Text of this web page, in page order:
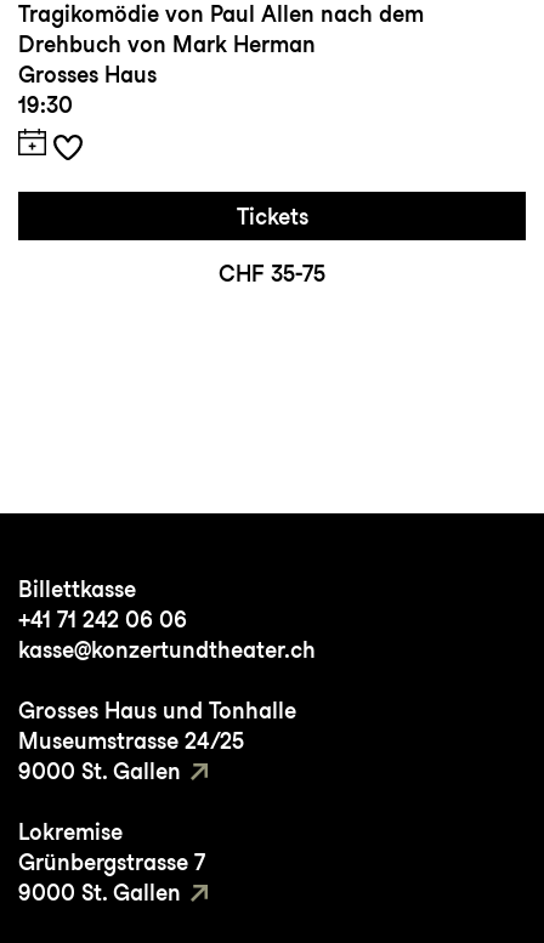
Tragikomödie von Paul Allen nach dem
Drehbuch von Mark Herman
Grosses Haus
19:30
Tickets
CHF 35-75
Billettkasse
+41 71 242 06 06
kasse@konzertundtheater.ch
Grosses Haus und Tonhalle
Museumstrasse 24/25
9000 St. Gallen
Lokremise
Grünbergstrasse 7
9000 St. Gallen